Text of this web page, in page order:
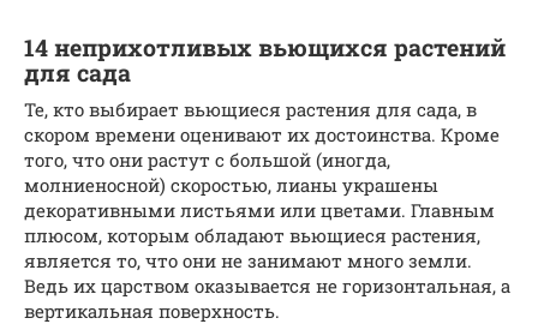
14 неприхотливых вьющихся растений
для сада
Те, кто выбирает вьющиеся растения для сада, в
скором времени оценивают их достоинства. Кроме
того, что они растут с большой (иногда,
молниеносной) скоростью, лианы украшены
декоративными листьями или цветами. Главным
плюсом, которым обладают вьющиеся растения,
является то, что они не занимают много земли.
Ведь их царством оказывается не горизонтальная, а
вертикальная поверхность.